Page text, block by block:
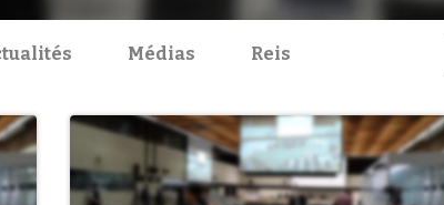
Médias Reis